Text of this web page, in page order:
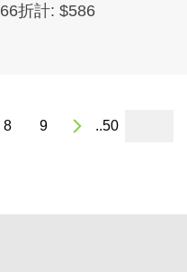
66折計: $586
8 9 ..50